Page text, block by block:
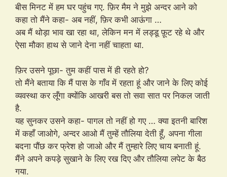
बीस मिनट में हम घर पहुंच गए. फ़िर मैम ने मुझे अन्दर आने को
कहा तो मैंने कहा- अब नहीं, फ़िर कभी आऊंगा …
अब मैं थोड़ा भाव खा रहा था, लेकिन मन में लड्डू फ़ूट रहे थे और
ऐसा मौका हाथ से जाने देना नहीं चाहता था.
फ़िर उसने पूछा- तुम कहीं पास में ही रहते हो?
तो मैंने बताया कि मैं पास के गाँव में रहता हूं और जाने के लिए कोई
व्यवस्था कर लूँगा क्योंकि आखरी बस तो सवा सात पर निकल जाती
है.
यह सुनकर उसने कहा- पागल तो नहीं हो गए … क्या इतनी बारिश
में कहाँ जाओगे, अन्दर आओ मैं तुम्हें तौलिया देती हूँ, अपना गीला
बदना पौंछ कर फ्रेश हो जाओ और मैं तुम्हारे लिए चाय बनाती हूं.
मैंने अपने कपड़े सुखाने के लिए रख दिए और तौलिया लपेट के बैठ
गया.